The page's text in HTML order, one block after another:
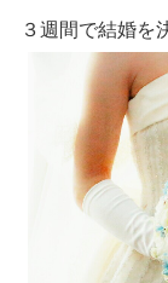
３週間で結婚を